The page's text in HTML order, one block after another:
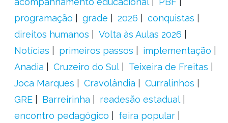
programação
grade 2026
conquistas
direitos humanos
Volta às Aulas 2026
Notícias
primeiros passos
implementação
Anadia
Cruzeiro do Sul
Teixeira de Freitas
Joca Marques
Cravolândia
Curralinhos
GRE
Barreirinha
readesão estadual
encontro pedagógico
feira popular